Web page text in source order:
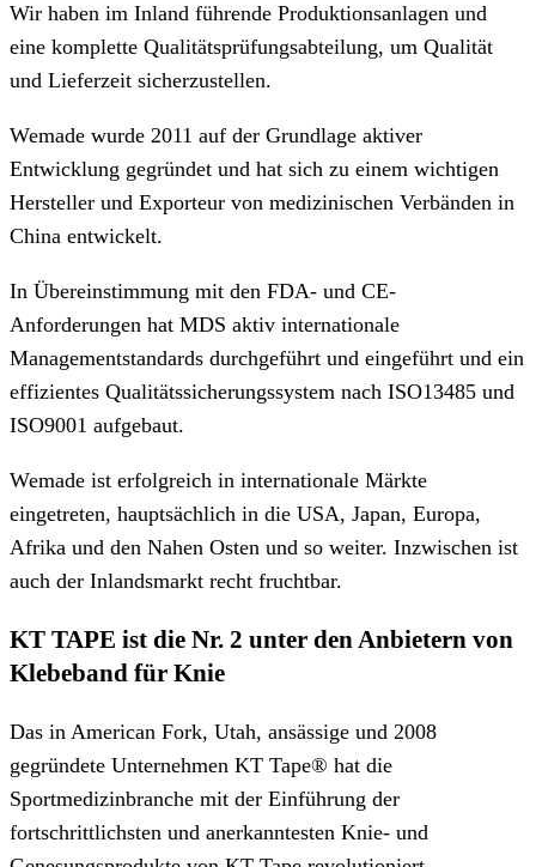
Wir haben im Inland führende Produktionsanlagen und
eine komplette Qualitätsprüfungsabteilung, um Qualität
und Lieferzeit sicherzustellen.
Wemade wurde 2011 auf der Grundlage aktiver
Entwicklung gegründet und hat sich zu einem wichtigen
Hersteller und Exporteur von medizinischen Verbänden in
China entwickelt.
In Übereinstimmung mit den FDA- und CE-
Anforderungen hat MDS aktiv internationale
Managementstandards durchgeführt und eingeführt und ein
effizientes Qualitätssicherungssystem nach ISO13485 und
ISO9001 aufgebaut.
Wemade ist erfolgreich in internationale Märkte
eingetreten, hauptsächlich in die USA, Japan, Europa,
Afrika und den Nahen Osten und so weiter. Inzwischen ist
auch der Inlandsmarkt recht fruchtbar.
KT TAPE ist die Nr. 2 unter den Anbietern von
Klebeband für Knie
Das in American Fork, Utah, ansässige und 2008
gegründete Unternehmen KT Tape® hat die
Sportmedizinbranche mit der Einführung der
fortschrittlichsten und anerkanntesten Knie- und